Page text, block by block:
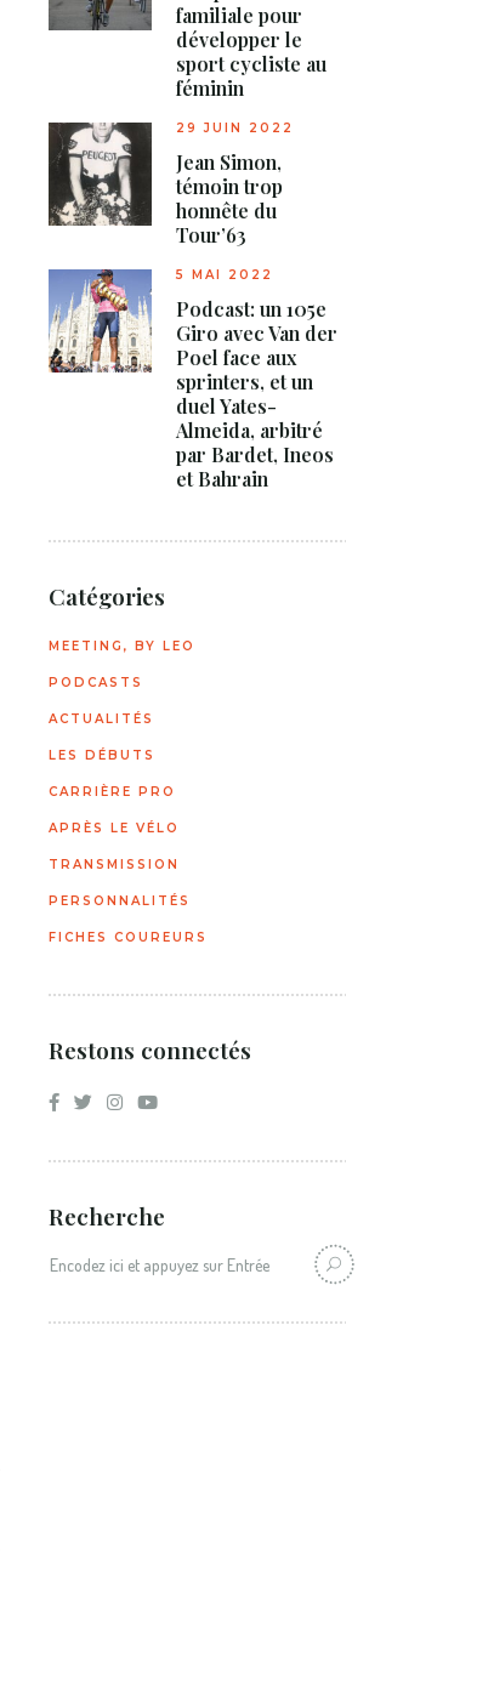
familiale pour
développer le
sport cycliste au
féminin
29 JUIN 2022
Jean Simon,
témoin trop
honnête du
Tour’63
5 MAI 2022
Podcast: un 105e
Giro avec Van der
Poel face aux
sprinters, et un
duel Yates-
Almeida, arbitré
par Bardet, Ineos
et Bahrain
Catégories
MEETING, BY LEO
PODCASTS
ACTUALITÉS
LES DÉBUTS
CARRIÈRE PRO
APRÈS LE VÉLO
TRANSMISSION
PERSONNALITÉS
FICHES COUREURS
Restons connectés
Recherche